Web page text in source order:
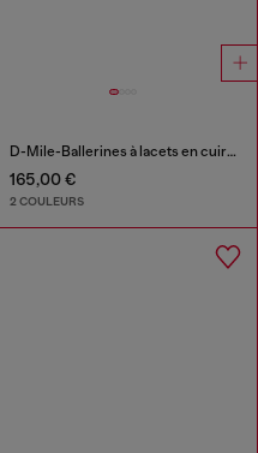
D-Mile-Ballerines à lacets en cuir et mesh
165,00 €
2 COULEURS